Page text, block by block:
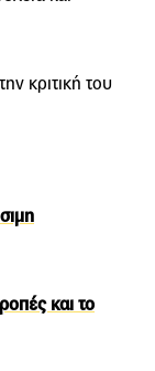
κριτική του
και το